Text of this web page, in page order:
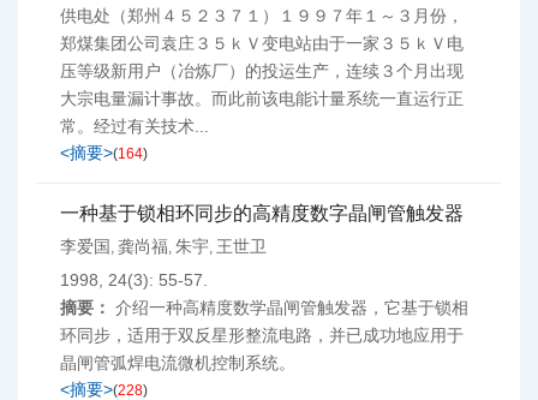
供电处（郑州４５２３７１）１９９７年１～３月份，
郑煤集团公司袁庄３５ｋＶ变电站由于一家３５ｋＶ电
压等级新用户（冶炼厂）的投运生产，连续３个月出现
大宗电量漏计事故。而此前该电能计量系统一直运行正
常。经过有关技术...
<摘要>(164)
一种基于锁相环同步的高精度数字晶闸管触发器
李爱国 , 龚尚福, 朱宇, 王世卫
1998, 24(3): 55-57.
摘要： 介绍一种高精度数学晶闸管触发器，它基于锁相
环同步，适用于双反星形整流电路，并已成功地应用于
晶闸管弧焊电流微机控制系统。
<摘要>(228)